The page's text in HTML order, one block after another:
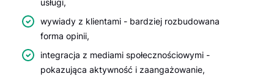
usługi,
wywiady z klientami - bardziej rozbudowana
forma opinii,
integracja z mediami społecznościowymi -
pokazująca aktywność i zaangażowanie,